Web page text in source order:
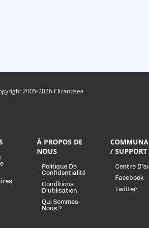
2005-2026 Clicandsea
À PROPOS DE
NOUS
Politique De
Confidentialité
Conditions
D'utilisation
Qui Sommes-
Nous ?
/ SUPPORT
Centre
Facebook
Twitter